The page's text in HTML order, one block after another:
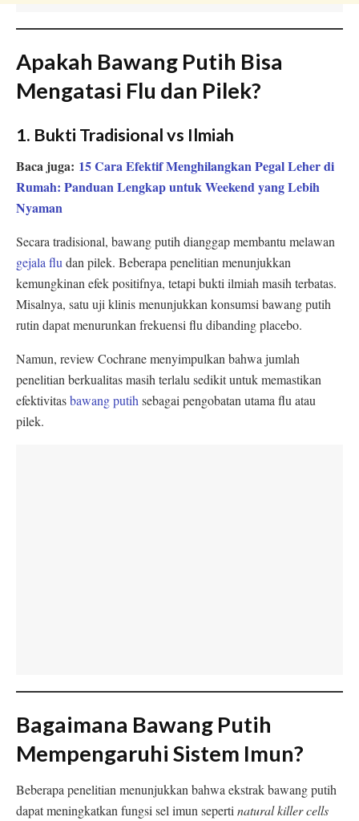
Apakah Bawang Putih Bisa
Mengatasi Flu dan Pilek?
1. Bukti Tradisional vs Ilmiah
Baca juga: 15 Cara Efektif Menghilangkan Pegal Leher di
Rumah: Panduan Lengkap untuk Weekend yang Lebih
Nyaman
Secara tradisional, bawang putih dianggap membantu melawan
gejala flu dan pilek. Beberapa penelitian menunjukkan
kemungkinan efek positifnya, tetapi bukti ilmiah masih terbatas.
Misalnya, satu uji klinis menunjukkan konsumsi bawang putih
rutin dapat menurunkan frekuensi flu dibanding placebo.
Namun, review Cochrane menyimpulkan bahwa jumlah
penelitian berkualitas masih terlalu sedikit untuk memastikan
efektivitasbawang putih sebagai pengobatan utama flu atau
pilek.
Bagaimana Bawang Putih
Mempengaruhi Sistem Imun?
Beberapa penelitian menunjukkan bahwa ekstrak bawang putih
dapat meningkatkan fungsi sel imun seperti natural killer cells